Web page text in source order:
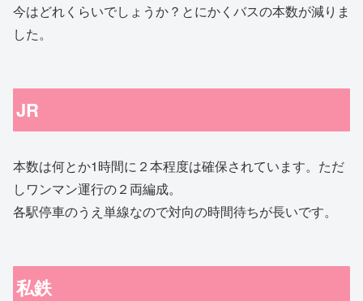
今はどれくらいでしょうか？とにかくバスの本数が減りま
した。
JR
本数は何とか1時間に２本程度は確保されています。ただ
しワンマン運行の２両編成。
各駅停車のうえ単線なので対向の時間待ちが長いです。
私鉄